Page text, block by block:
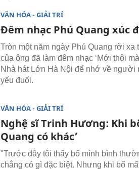
VĂN HÓA - GIẢI TRÍ
Đêm nhạc Phú Quang xúc
Tròn một năm ngày Phú Quang rời
của ông đã làm đêm nhạc ‘Mới thôi
Nhà hát Lớn Hà Nội để nhớ về người
yếu đuối.
VĂN HÓA - GIẢI TRÍ
Nghệ sĩ Trinh Hương: Khi
Quang có khác’
"Trước đây tôi thấy bố mình bình
chẳng có gì đặc biệt. Nhưng khi bố